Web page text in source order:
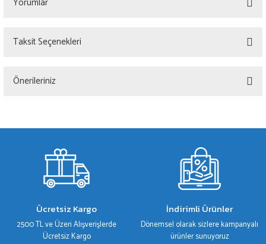
Taksit Seçenekleri
Önerileriniz
gördüğünüz noktaları öneri formunu kullanarak tarafımıza iletebilirsiniz.
Ürün resmi kalitesiz, bozuk veya görüntülenemiyor.
Ürün açıklamasında eksik bilgiler bulunuyor.
Ürün fiyatı diğer sitelerden daha pahalı.
Bu ürüne benzer farklı alternatifler olmalı.
Ücretsiz Kargo
2500 TL ve Üzeri Alışverişlerde
Ücretsiz Kargo
İndirimli Ürünler
Dönemsel olarak sizlere kampanyalı
ürünler sunuyoruz